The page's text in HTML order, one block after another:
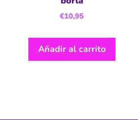
€10,95
Añadir al carrito